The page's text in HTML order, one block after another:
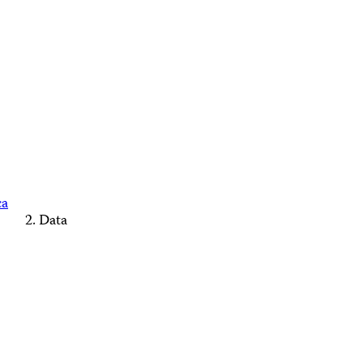
Data